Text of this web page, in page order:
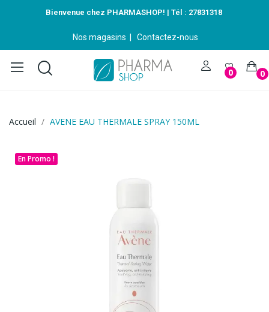
Bienvenue chez PHARMASHOP! | Tél : 27831318
Nos magasins Contactez-nous
0 0
Accueil AVENE EAU THERMALE SPRAY 150ML
En Promo !